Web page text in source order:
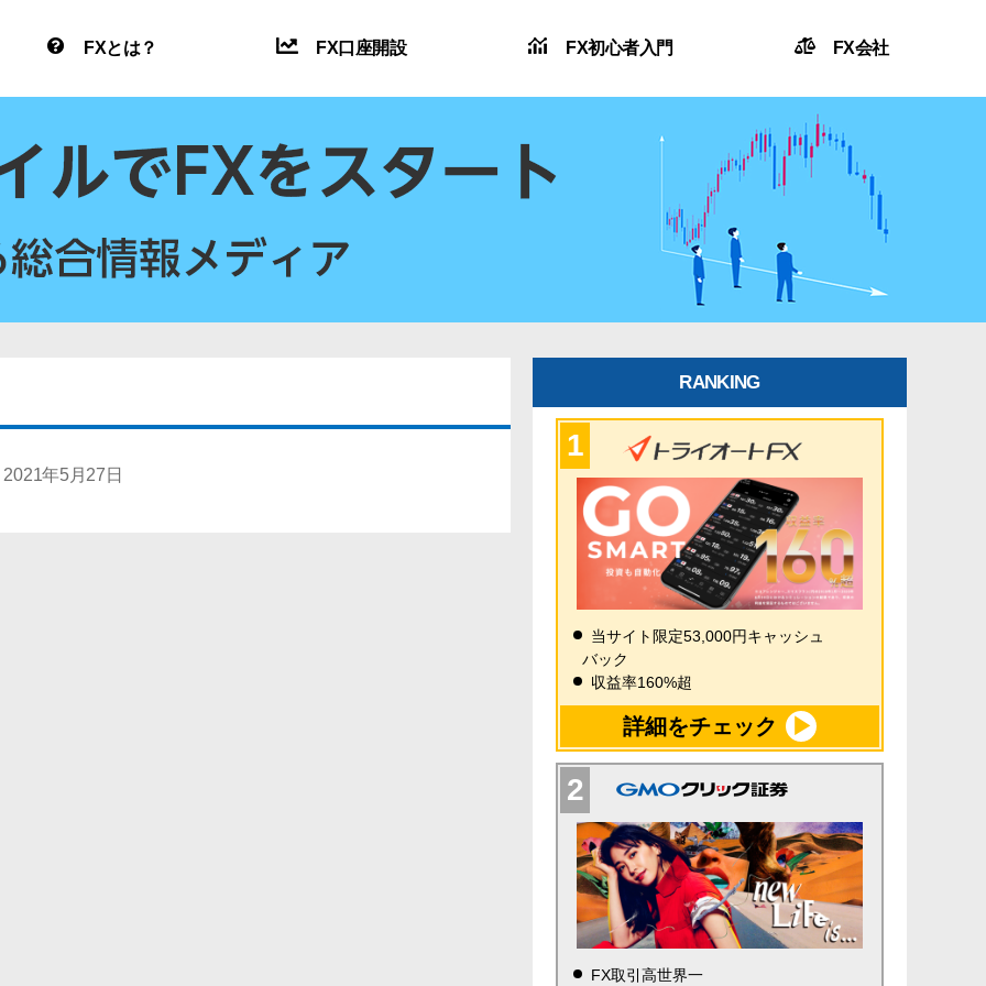
FXとは？ FX口座開設 FX初心者入門 FX会社
2021年5月27日
RANKING
当サイト限定53,000円キャッシュ
バック
収益率160%超
詳細をチェック
FX取引高世界一